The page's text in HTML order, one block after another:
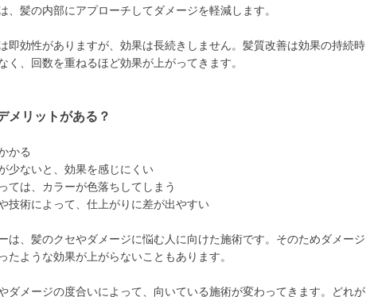
、髪の内部にアプローチしてダメージを軽減します。
即効性がありますが、効果は長続きしません。髪質改善は効果の持続時
く、回数を重ねるほど効果が上がってきます。
メリットがある？
かる
少ないと、効果を感じにくい
ては、カラーが色落ちしてしまう
技術によって、仕上がりに差が出やすい
は、髪のクセやダメージに悩む人に向けた施術です。そのためダメージ
たような効果が上がらないこともあります。
ダメージの度合いによって、向いている施術が変わってきます。どれが